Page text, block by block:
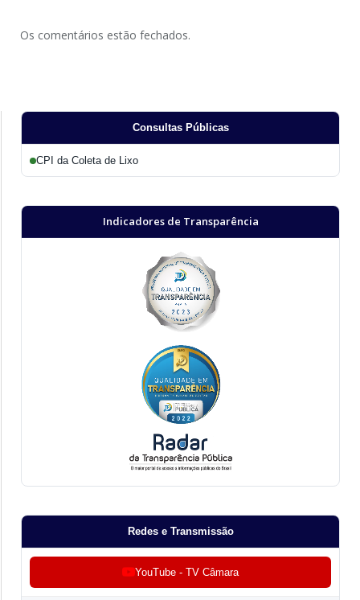
Os comentários estão fechados.
Consultas Públicas
CPI da Coleta de Lixo
Indicadores de Transparência
Redes e Transmissão
YouTube - TV Câmara